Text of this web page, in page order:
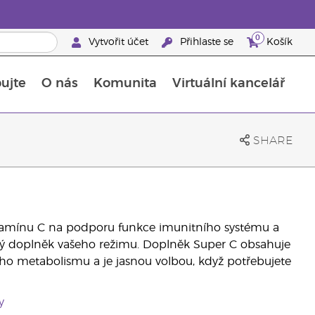
Vytvořit účet Přihlaste se 0 Košík
O nás Komunita Virtuální kancelář
SHARE
C na podporu funkce imunitního systému a
doplněk vašeho režimu. Doplněk Super C obsahuje
metabolismu a je jasnou volbou, když potřebujete